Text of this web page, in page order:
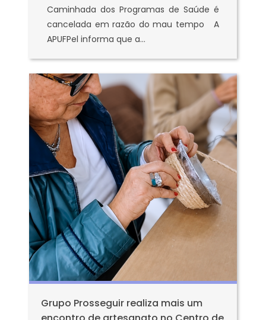
Caminhada dos Programas de Saúde é
cancelada em razão do mau tempo A
APUFPel informa que a...
Grupo Prosseguir realiza mais um